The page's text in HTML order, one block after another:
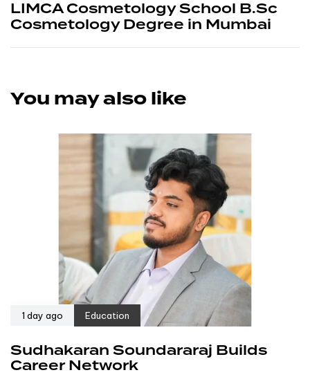
LIMCA Cosmetology School B.Sc
Cosmetology Degree in Mumbai
You may also like
1 day ago Education
Sudhakaran Soundararaj Builds
Career Network